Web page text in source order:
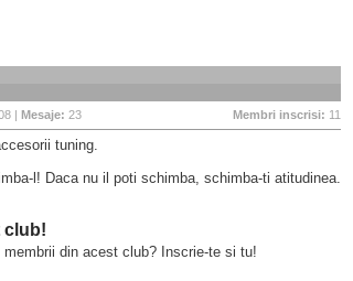
| Mesaje: 23 Membri inscrisi: 11
tuning.
l! Daca nu il poti schimba, schimba-ti atitudinea.
club!
din acest club? Inscrie-te si tu!